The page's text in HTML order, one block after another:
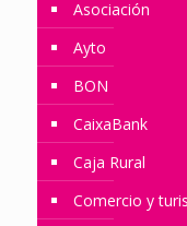
Asociación
Ayto
BON
CaixaBank
Caja Rural
Comercio y